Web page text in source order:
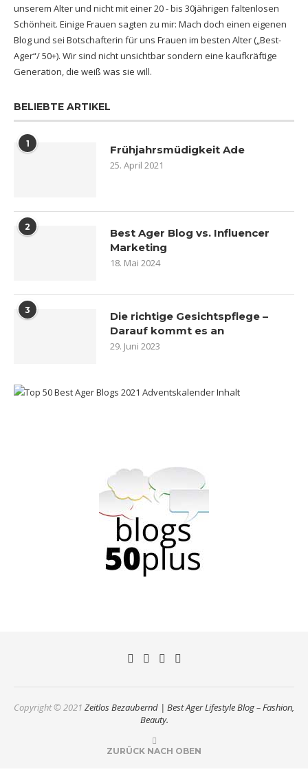
unserem Alter und nicht mit einer 20 - bis 30jährigen faltenlosen
Schönheit. Einige Frauen sagten zu mir: Mach doch einen eigenen
Blog und sei Botschafterin für uns Frauen im besten Alter („Best-
Ager“/ 50+). Wir sind nicht unsichtbar sondern eine kaufkräftige
Generation, die weiß was sie will.
BELIEBTE ARTIKEL
1 Frühjahrsmüdigkeit Ade
25. April 2021
2
Best Ager Blog vs. Influencer
Marketing
18. Mai 2024
3
Die richtige Gesichtspflege –
Darauf kommt es an
29. Juni 2023
Copyright © 2021 Zeitlos Bezaubernd | Best Ager Lifestyle Blog – Fashion,
Beauty.
ZURÜCK NACH OBEN